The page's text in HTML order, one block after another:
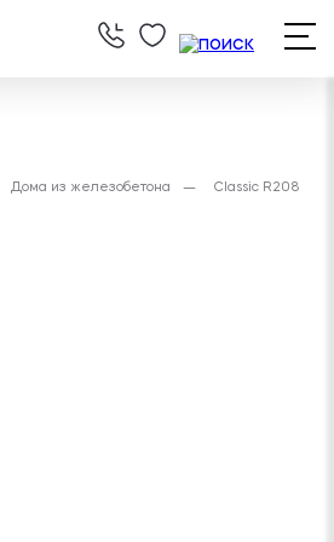
Дома из железобетона Classic R208